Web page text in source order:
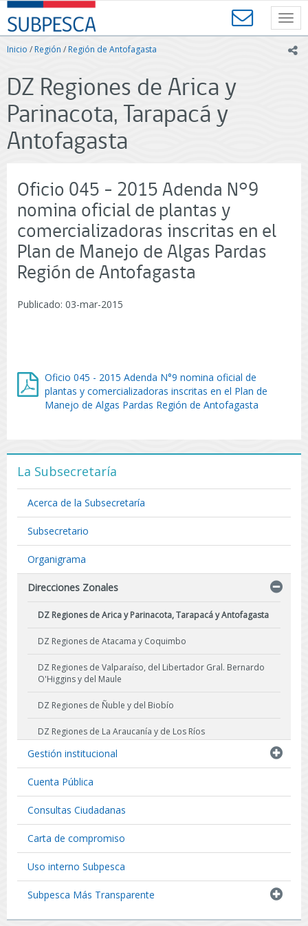
Contenido
principal
SUBPESCA
-
Subsecretaría
y
Acuicultura
-
de
Inicio /Región /Región de Antofagasta
DZ Regiones de Arica y
Parinacota, Tarapacá y
Antofagasta
Oficio 045 - 2015 Adenda N°9
nomina oficial de plantas y
comercializadoras inscritas en el
Plan de Manejo de Algas Pardas
Región de Antofagasta
Publicado: 03-mar-2015
Oficio 045 - 2015 Adenda N°9 nomina oficial de
plantas y comercializadoras inscritas en el Plan de
Manejo de Algas Pardas Región de Antofagasta
La Subsecretaría
Acerca de la Subsecretaría
Subsecretario
Organigrama
Direcciones Zonales
DZ Regiones de Arica y Parinacota, Tarapacá y Antofagasta
DZ Regiones de Atacama y Coquimbo
DZ Regiones de Valparaíso, del Libertador Gral. Bernardo
O'Higgins y del Maule
DZ Regiones de Ñuble y del Biobío
DZ Regiones de La Araucanía y de Los Ríos
DZ Región de Los Lagos
DZ Región de Aysén del General Carlos Ibañez del Campo
DZ Región de Magallanes y La Antártica Chilena
Gestión institucional
Cuenta Pública
Consultas Ciudadanas
Carta de compromiso
Uso interno Subpesca
Subpesca Más Transparente